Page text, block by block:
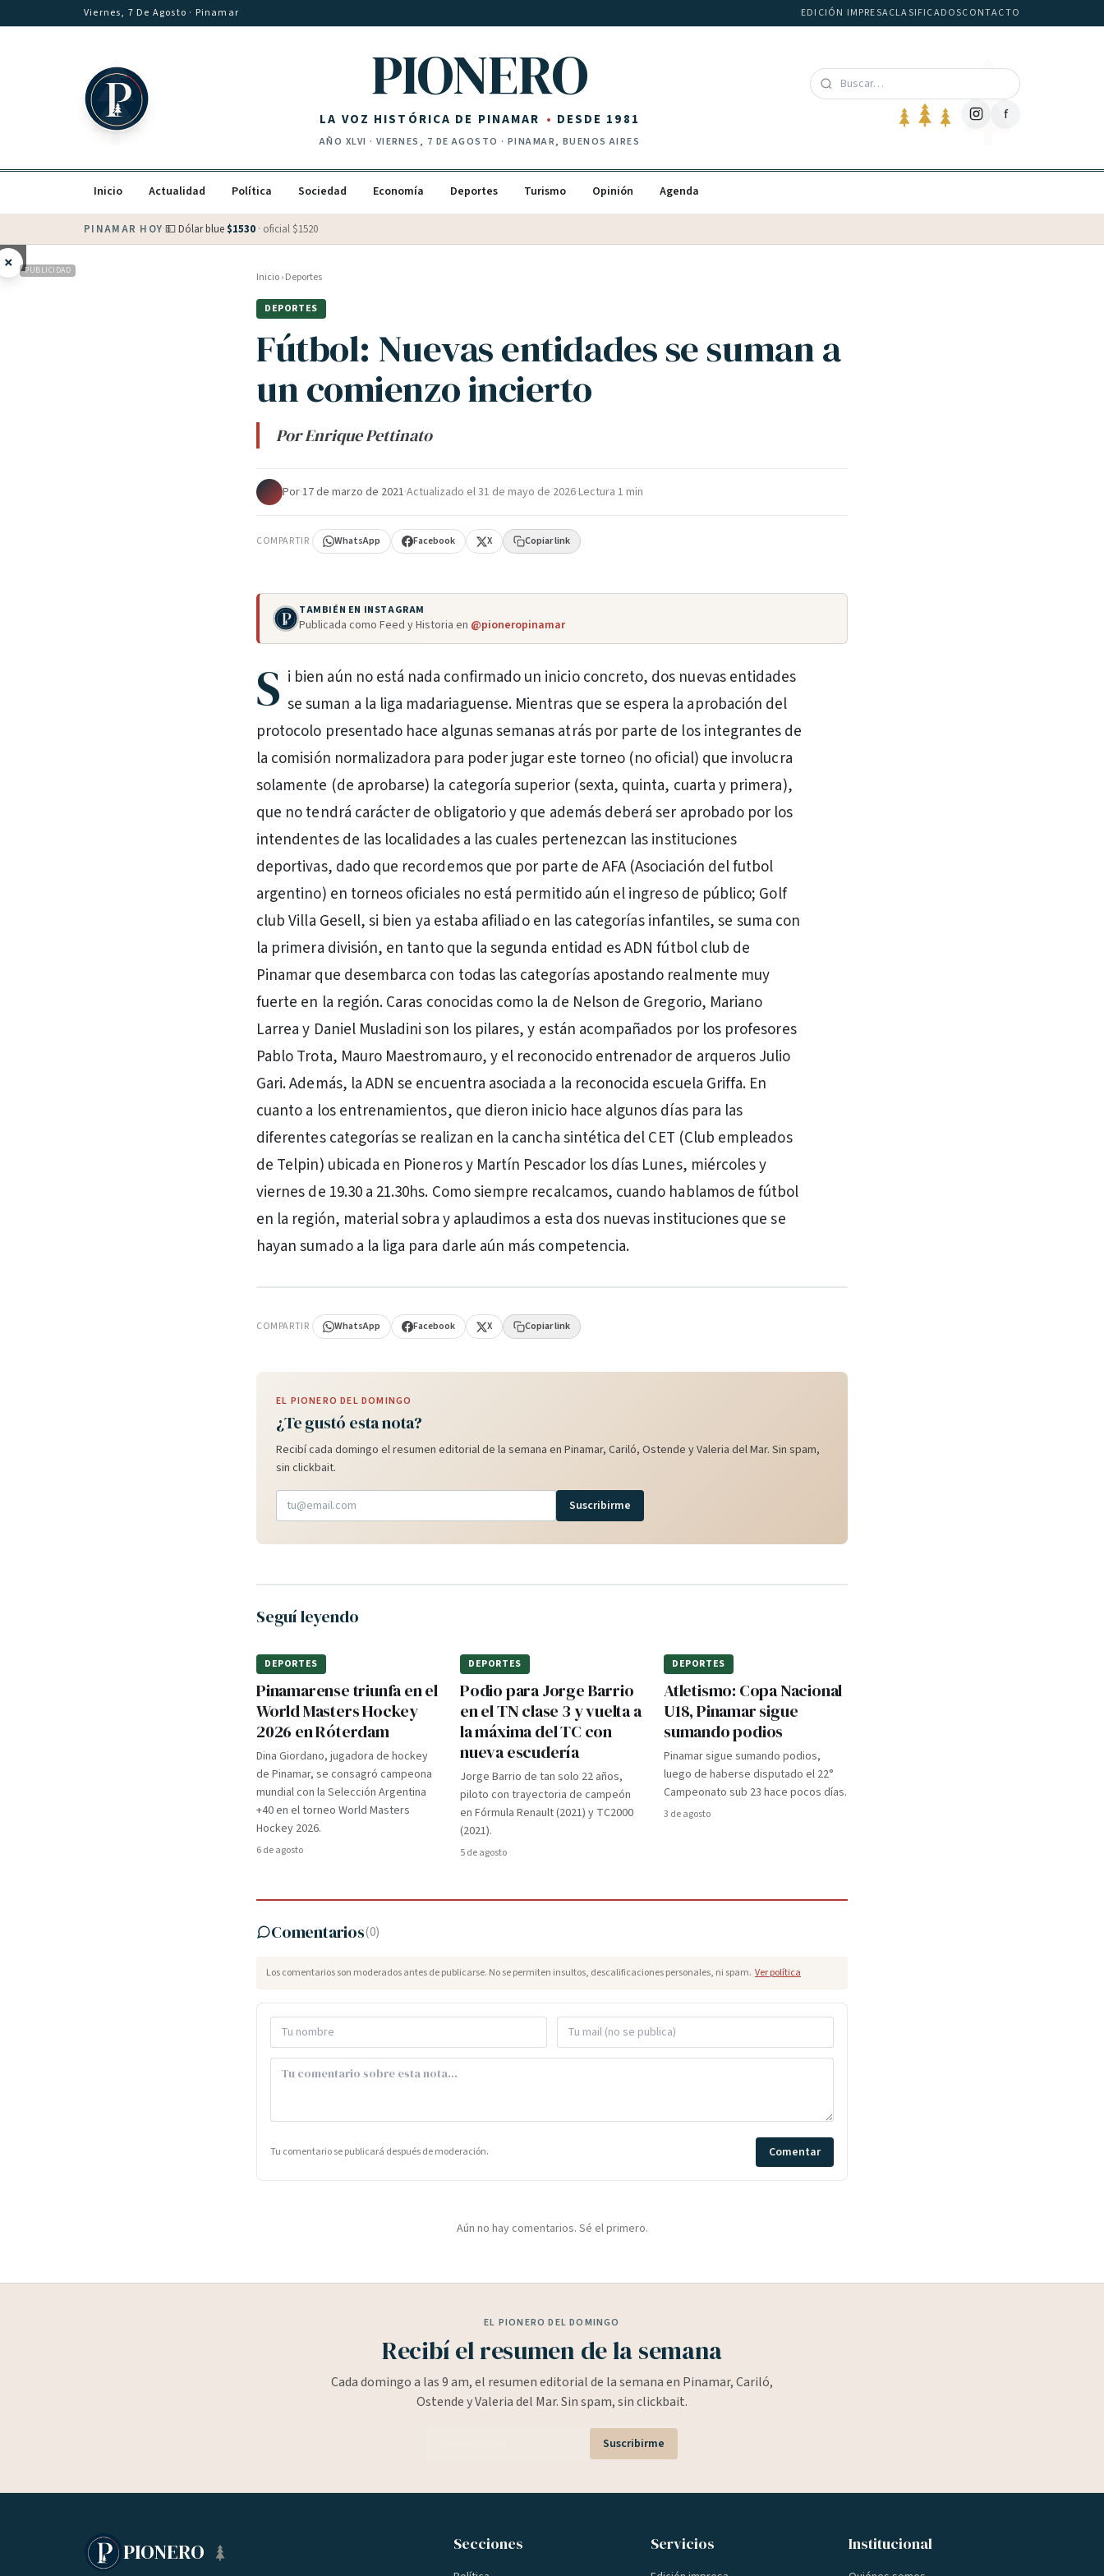
Saltar al contenidoViernes, 7 De Agosto · Pinamar EDICIÓN IMPRESACLASIFICADOSCONTACTO
PIONERO
LA VOZ HISTÓRICA DE PINAMAR DESDE 1981
AÑO XLVI · VIERNES, 7 DE AGOSTO · PINAMAR, BUENOS AIRES
f
Inicio Actualidad Política Sociedad Economía Deportes Turismo Opinión Agenda
PINAMAR HOY·💵 Dólar blue $1530 · oficial $1520
× PUBLICIDAD Inicio›Deportes
DEPORTES
Fútbol: Nuevas entidades se suman a
un comienzo incierto
Por Enrique Pettinato
Por·17 de marzo de 2021·Actualizado el31 de mayo de 2026·Lectura 1 min
COMPARTIR WhatsApp Facebook X Copiar link
TAMBIÉN EN INSTAGRAM
Publicada como Feed y Historia en @pioneropinamar
S i bien aún no está nada confirmado un inicio concreto, dos nuevas entidades
se suman a la liga madariaguense. Mientras que se espera la aprobación del
protocolo presentado hace algunas semanas atrás por parte de los integrantes de
la comisión normalizadora para poder jugar este torneo (no oficial) que involucra
solamente (de aprobarse) la categoría superior (sexta, quinta, cuarta y primera),
que no tendrá carácter de obligatorio y que además deberá ser aprobado por los
intendentes de las localidades a las cuales pertenezcan las instituciones
deportivas, dado que recordemos que por parte de AFA (Asociación del futbol
argentino) en torneos oficiales no está permitido aún el ingreso de público; Golf
club Villa Gesell, si bien ya estaba afiliado en las categorías infantiles, se suma con
la primera división, en tanto que la segunda entidad es ADN fútbol club de
Pinamar que desembarca con todas las categorías apostando realmente muy
fuerte en la región. Caras conocidas como la de Nelson de Gregorio, Mariano
Larrea y Daniel Musladini son los pilares, y están acompañados por los profesores
Pablo Trota, Mauro Maestromauro, y el reconocido entrenador de arqueros Julio
Gari. Además, la ADN se encuentra asociada a la reconocida escuela Griffa. En
cuanto a los entrenamientos, que dieron inicio hace algunos días para las
diferentes categorías se realizan en la cancha sintética del CET (Club empleados
de Telpin) ubicada en Pioneros y Martín Pescador los días Lunes, miércoles y
viernes de 19.30 a 21.30hs. Como siempre recalcamos, cuando hablamos de fútbol
en la región, material sobra y aplaudimos a esta dos nuevas instituciones que se
hayan sumado a la liga para darle aún más competencia.
COMPARTIR WhatsApp Facebook X Copiar link
EL PIONERO DEL DOMINGO
¿Te gustó esta nota?
Recibí cada domingo el resumen editorial de la semana en Pinamar, Cariló, Ostende y Valeria del Mar. Sin spam,
sin clickbait.
Suscribirme
Seguí leyendo
DEPORTES
Pinamarense triunfa en el
World Masters Hockey
2026 en Róterdam
Dina Giordano, jugadora de hockey
de Pinamar, se consagró campeona
mundial con la Selección Argentina
+40 en el torneo World Masters
Hockey 2026.
6 de agosto
DEPORTES
Podio para Jorge Barrio
en el TN clase 3 y vuelta a
la máxima del TC con
nueva escudería
Jorge Barrio de tan solo 22 años,
piloto con trayectoria de campeón
en Fórmula Renault (2021) y TC2000
(2021).
5 de agosto
DEPORTES
Atletismo: Copa Nacional
U18, Pinamar sigue
sumando podios
Pinamar sigue sumando podios,
luego de haberse disputado el 22°
Campeonato sub 23 hace pocos días.
3 de agosto
Comentarios(0)
Los comentarios son moderados antes de publicarse. No se permiten insultos, descalificaciones personales, ni spam. Ver política
Tu comentario se publicará después de moderación. Comentar
Aún no hay comentarios. Sé el primero.
EL PIONERO DEL DOMINGO
Recibí el resumen de la semana
Cada domingo a las 9 am, el resumen editorial de la semana en Pinamar, Cariló,
Ostende y Valeria del Mar. Sin spam, sin clickbait.
Suscribirme
PIONERO Secciones Servicios Institucional